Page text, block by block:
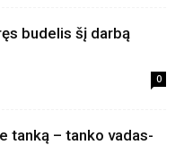
budelis šį darbą
0
tanką – tanko vadas-